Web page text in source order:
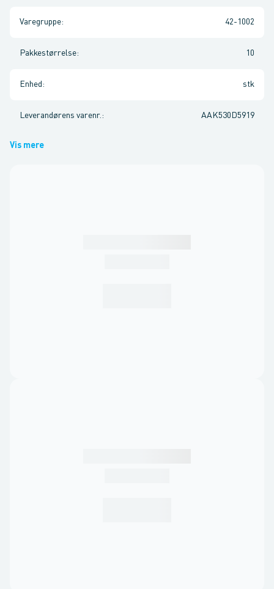
Varegruppe: 42-1002
Pakkestørrelse: 10
Enhed : stk
Leverandørens varenr. : AAK530D5919
Vis mere